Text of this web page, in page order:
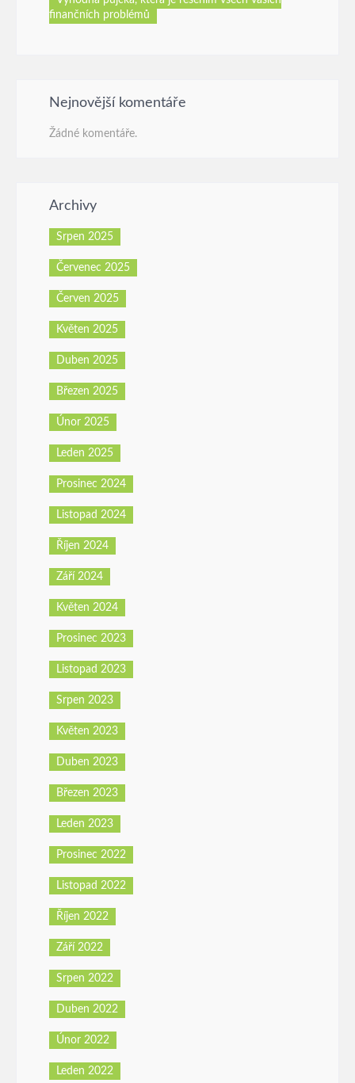
finančních problémů
Nejnovější komentáře
Žádné komentáře.
Archivy
Srpen 2025
Červenec 2025
Červen 2025
Květen 2025
Duben 2025
Březen 2025
Únor 2025
Leden 2025
Prosinec 2024
Listopad 2024
Říjen 2024
Září 2024
Květen 2024
Prosinec 2023
Listopad 2023
Srpen 2023
Květen 2023
Duben 2023
Březen 2023
Leden 2023
Prosinec 2022
Listopad 2022
Říjen 2022
Září 2022
Srpen 2022
Duben 2022
Únor 2022
Leden 2022